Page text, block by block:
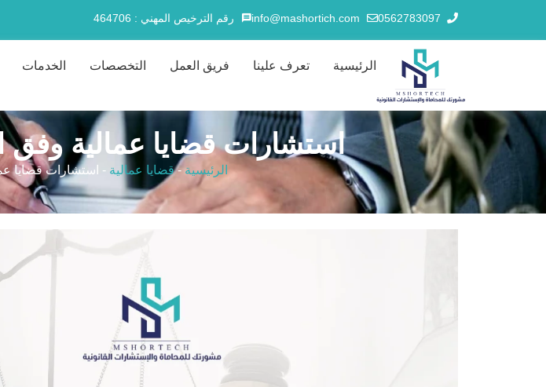
0562783097
info@mashortich.com رقم الترخيص المهني : 464706
الرئيسية تعرف علينا فريق العمل التخصصات الخدمات
استشارات قضايا عمالية وفق
الرئيسية-قضايا عمالية - استشارات قضايا